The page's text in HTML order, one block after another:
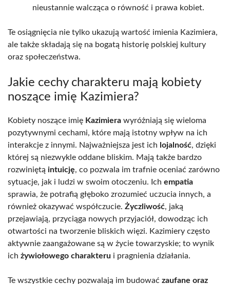
nieustannie walcząca o równość i prawa kobiet.
Te osiągnięcia nie tylko ukazują wartość imienia Kazimiera,
ale także składają się na bogatą historię polskiej kultury
oraz społeczeństwa.
Jakie cechy charakteru mają kobiety
noszące imię Kazimiera?
Kobiety noszące imię Kazimiera wyróżniają się wieloma
pozytywnymi cechami, które mają istotny wpływ na ich
interakcje z innymi. Najważniejsza jest ich lojalność, dzięki
której są niezwykle oddane bliskim. Mają także bardzo
rozwiniętą intuicję, co pozwala im trafnie oceniać zarówno
sytuacje, jak i ludzi w swoim otoczeniu. Ich empatia
sprawia, że potrafią głęboko zrozumieć uczucia innych, a
również okazywać współczucie. Życzliwość, jaką
przejawiają, przyciąga nowych przyjaciół, dowodząc ich
otwartości na tworzenie bliskich więzi. Kazimiery często
aktywnie zaangażowane są w życie towarzyskie; to wynik
ich żywiołowego charakteru i pragnienia działania.
Te wszystkie cechy pozwalają im budować zaufane oraz